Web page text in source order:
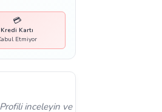
💳
Kredi Kartı
Etmiyor
inceleyin ve